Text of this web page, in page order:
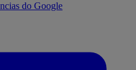
do Google